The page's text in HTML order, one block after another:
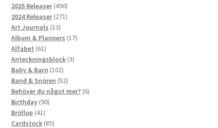
produkter
2025 Releaser 490490
produkter
2024 Releaser 271271
Art Journals 1313
produkter
Album & Planners 1717
Alfabet 6161
produkter
Anteckningsblock 33
Baby & Barn 102102
produkter
Band & Snören 5252
produkter
Behöver du något mer? 66
Birthday 9090
Bröllop 4141
produkter
Cardstock 8585